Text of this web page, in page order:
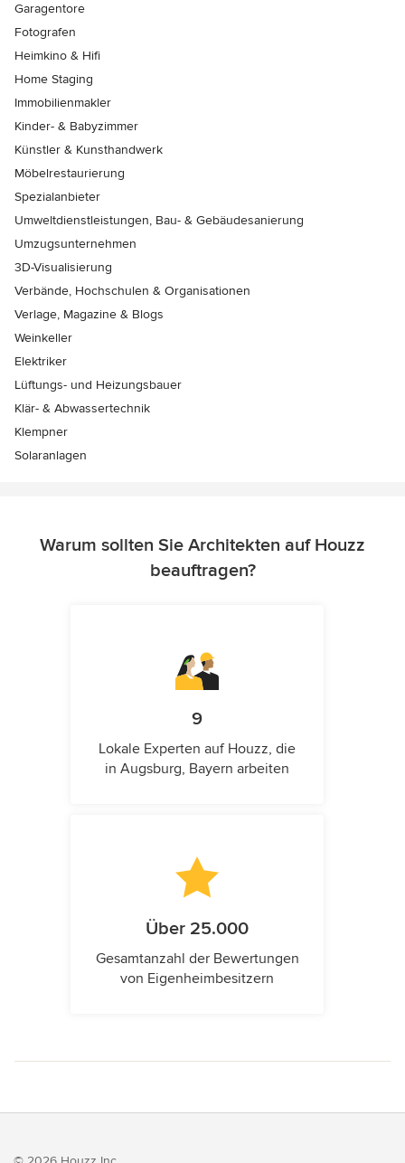
Garagentore
Fotografen
Heimkino & Hifi
Home Staging
Immobilienmakler
Kinder- & Babyzimmer
Künstler & Kunsthandwerk
Möbelrestaurierung
Spezialanbieter
Umweltdienstleistungen, Bau- & Gebäudesanierung
Umzugsunternehmen
3D-Visualisierung
Verbände, Hochschulen & Organisationen
Verlage, Magazine & Blogs
Weinkeller
Elektriker
Lüftungs- und Heizungsbauer
Klär- & Abwassertechnik
Klempner
Solaranlagen
Warum sollten Sie Architekten auf Houzz
beauftragen?
9
Lokale Experten auf Houzz, die
in Augsburg, Bayern arbeiten
Über 25.000
Gesamtanzahl der Bewertungen
von Eigenheimbesitzern